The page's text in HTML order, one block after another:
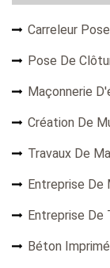
Carreleur
Pose De
Maçonnerie
Création De
Travaux De
Entreprise De
Entreprise De
Béton